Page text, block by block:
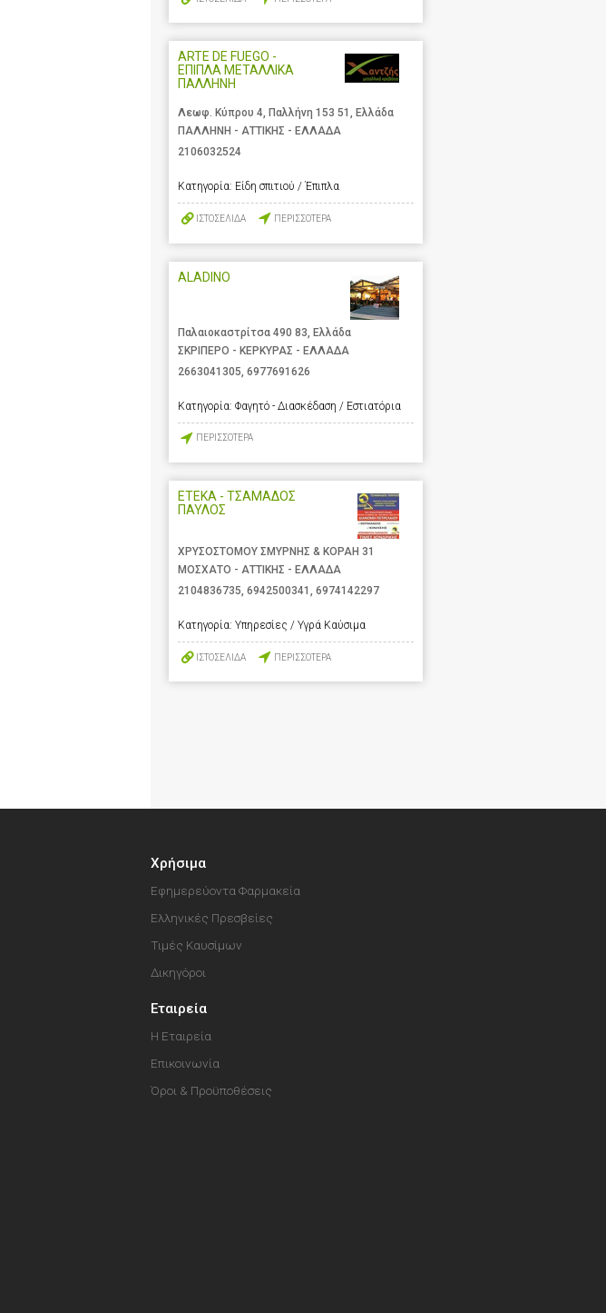
ARTE DE FUEGO -
ΕΠΙΠΛΑ ΜΕΤΑΛΛΙΚΑ
ΠΑΛΛΗΝΗ
Λεωφ. Κύπρου 4, Παλλήνη 153 51, Ελλάδα
ΠΑΛΛΗΝΗ - ΑΤΤΙΚΗΣ - ΕΛΛΑΔΑ
2106032524
Κατηγορία: Είδη σπιτιού / Έπιπλα
ΙΣΤΟΣΕΛΙΔΑ ΠΕΡΙΣΣΟΤΕΡΑ
ALADINO
Παλαιοκαστρίτσα 490 83, Ελλάδα
ΣΚΡΙΠΕΡΟ - ΚΕΡΚΥΡΑΣ - ΕΛΛΑΔΑ
2663041305 6977691626
Κατηγορία: Φαγητό - Διασκέδαση / Εστιατόρια
ΠΕΡΙΣΣΟΤΕΡΑ
ΕΤΕΚΑ - ΤΣΑΜΑΔΟΣ
ΠΑΥΛΟΣ
ΧΡΥΣΟΣΤΟΜΟΥ ΣΜΥΡΝΗΣ & ΚΟΡΑΗ 31
ΜΟΣΧΑΤΟ - ΑΤΤΙΚΗΣ - ΕΛΛΑΔΑ
2104836735, 6942500341 , 6974142297
Κατηγορία: Υπηρεσίες / Υγρά Καύσιμα
ΙΣΤΟΣΕΛΙΔΑ ΠΕΡΙΣΣΟΤΕΡΑ
Χρήσιμα
Εφημερεύοντα Φαρμακεία
Ελληνικές Πρεσβείες
Τιμές Καυσίμων
Δικηγόροι
Εταιρεία
Η Εταιρεία
Επικοινωνία
Όροι & Προϋποθέσεις